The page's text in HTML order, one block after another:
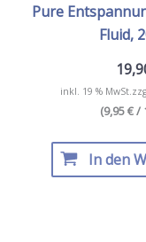
Pure
Fluid,
inkl. 19 % MwSt.
(9,95 € /
In den